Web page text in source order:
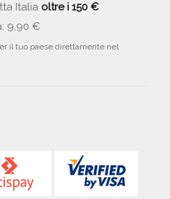
Italia oltre i 150 €
9,90 €
il tuo paese direttamente nel